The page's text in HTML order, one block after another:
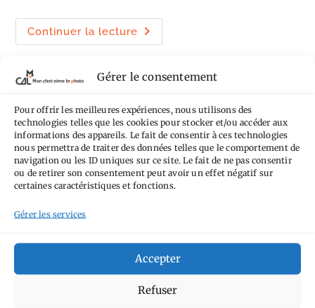
Gérer le consentement
Pour offrir les meilleures expériences, nous utilisons des
technologies telles que les cookies pour stocker et/ou accéder aux
informations des appareils. Le fait de consentir à ces technologies
nous permettra de traiter des données telles que le comportement de
navigation ou les ID uniques sur ce site. Le fait de ne pas consentir
ou de retirer son consentement peut avoir un effet négatif sur
certaines caractéristiques et fonctions.
Gérer les services
Accepter
Refuser
publication :
Continuer la lecture Taïwan
Taipei
pluie
?
Taïwan, ce gros village.
Du Sun Moon Lake à Taipei, jour 7. Aujourd’hui